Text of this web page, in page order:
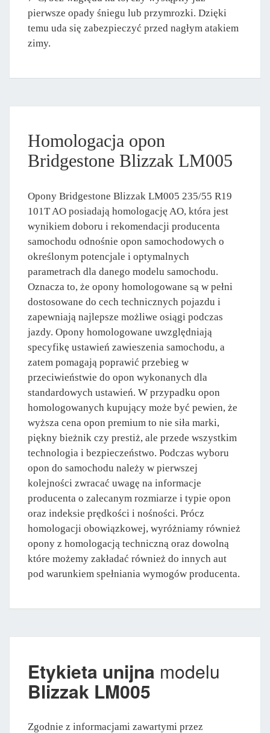
pierwsze opady śniegu lub przymrozki. Dzięki
temu uda się zabezpieczyć przed nagłym atakiem
zimy.
Homologacja opon
Bridgestone Blizzak LM005
Opony Bridgestone Blizzak LM005 235/55 R19
101T AO posiadają homologację AO, która jest
wynikiem doboru i rekomendacji producenta
samochodu odnośnie opon samochodowych o
określonym potencjale i optymalnych
parametrach dla danego modelu samochodu.
Oznacza to, że opony homologowane są w pełni
dostosowane do cech technicznych pojazdu i
zapewniają najlepsze możliwe osiągi podczas
jazdy. Opony homologowane uwzględniają
specyfikę ustawień zawieszenia samochodu, a
zatem pomagają poprawić przebieg w
przeciwieństwie do opon wykonanych dla
standardowych ustawień. W przypadku opon
homologowanych kupujący może być pewien, że
wyższa cena opon premium to nie siła marki,
piękny bieżnik czy prestiż, ale przede wszystkim
technologia i bezpieczeństwo. Podczas wyboru
opon do samochodu należy w pierwszej
kolejności zwracać uwagę na informacje
producenta o zalecanym rozmiarze i typie opon
oraz indeksie prędkości i nośności. Prócz
homologacji obowiązkowej, wyróżniamy również
opony z homologacją techniczną oraz dowolną
które możemy zakładać również do innych aut
pod warunkiem spełniania wymogów producenta.
Etykieta unijna modelu
Blizzak LM005
Zgodnie z informacjami zawartymi przez